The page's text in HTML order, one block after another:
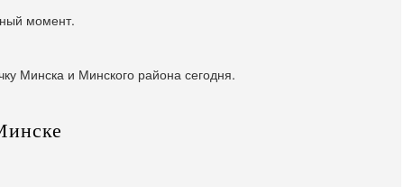
момент.
Минска и Минского района сегодня.